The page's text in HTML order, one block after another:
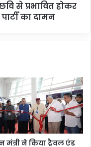
से प्रभावित होकर
का दामन
मंत्री ने किया ट्रैवल एंड